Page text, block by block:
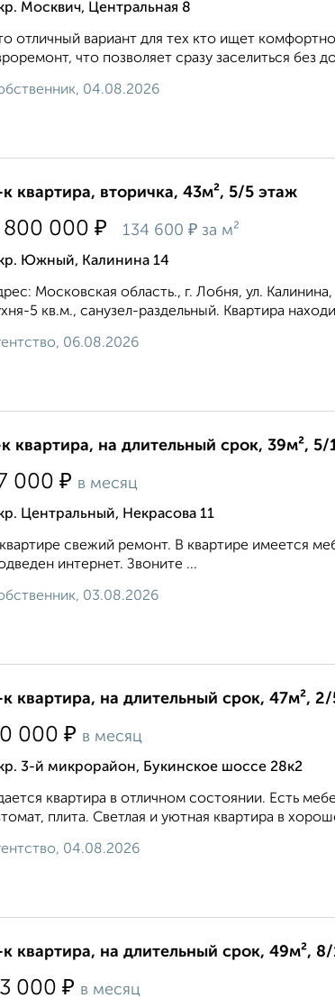
Москвич, Центральная 8
отличный вариант для тех кто ищет
что позволяет сразу заселиться
04.08.2026
квартира, вторичка, 43м², 5/5 этаж
800 000 ₽ 134 600 ₽ за м²
Южный, Калинина 14
Московская область., г. Лобня, ул.
5 кв.м., санузел-раздельный. Квартира
06.08.2026
квартира, на длительный срок, 39м², 5/
000 ₽ в месяц
Центральный, Некрасова 11
свежий ремонт. В квартире имеется
интернет. Звоните ...
03.08.2026
квартира, на длительный срок, 47м²,
000 ₽ в месяц
3-й микрорайон, Букинское шоссе 28к2
квартира в отличном состоянии. Есть
плита. Светлая и уютная квартира в
04.08.2026
квартира, на длительный срок, 49м²,
000 ₽ в месяц